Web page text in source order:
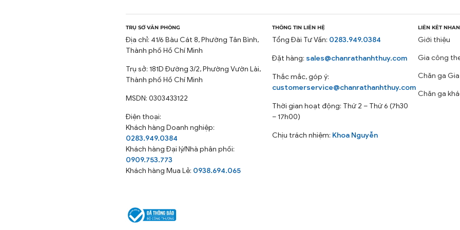
phòng ngủ của mình theo style đơn giản sang trọng thì bộ chăn ga cotton tici sẽ là
💤 ĐẶC ĐIỂM NỔI BẬT:
Chất liệu Cotton Satin: Mềm mại, thoáng mát, thấm hút mồ hôi tốt, bền màu, dễ giặt
Thiết kế: Hiện đại, phù hợp với mọi không gian.
Kích thước đa dạng: 160x200cm, 180x200cm
Bộ sản phẩm bao gồm: 1 ga bọc, 2 vỏ gối nằm, 1 vỏ gối ôm
💤 ƯU ĐIỂM:
Thoải mái: Chất liệu cotton đũi mang đến cảm giác mềm mại, thoáng mát, giúp bạn
hơn.
Giá cả hợp lý: Sản phẩm chất lượng cao với giá cả cạnh tranh.
TRỤ SỞ VĂN PHÒNG
Địa chỉ: 41/6 Bàu Cát 8, Phường Tân Bình,
Thành phố Hồ Chí Minh
Trụ sở: 181D Đường 3/2, Phường Vườn Lài,
Thành phố Hồ Chí Minh
MSDN: 0303433122
Điện thoại:
Khách hàng Doanh nghiệp:
0283.949.0384
Khách hàngĐại lý/Nhà phân phối:
0909.753.773
Khách hàng Mua Lẻ: 0938.694.065
THÔNG TIN LIÊN HỆ
Tổng Đài Tư Vấn: 0283.949.0384
Đặt hàng: sales@chanrathanhthuy.com
Thắc mắc, góp ý:
customerservice@chanrathanhthuy.com
Thời gian hoạt động: Thứ 2 – Thứ 6 (7h30
– 17h00)
Chịu trách nhiệm: Khoa Nguyễn
LIÊN KẾT
Giới thiệu
Gia công
Chăn ga
Chăn ga